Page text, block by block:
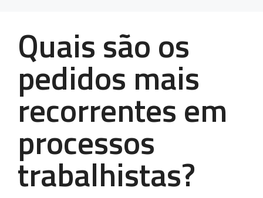
Quais são os
pedidos mais
recorrentes em
processos
trabalhistas?